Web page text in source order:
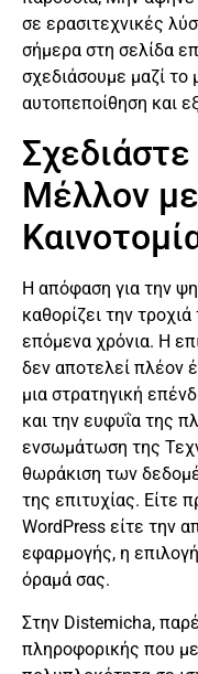
σε ερασιτεχνικές
σήμερα στη σελίδα
σχεδιάσουμε μαζί το
αυτοπεποίθηση και
Μέλλον με
Η απόφαση για την
καθορίζει την
επόμενα χρόνια. Η
δεν αποτελεί πλέον
μια στρατηγική
και την ευφυΐα της
ενσωμάτωση της
θωράκιση των
της επιτυχίας. Είτε
WordPress είτε την
εφαρμογής, η
όραμά σας.
Στην Distemicha,
πληροφορικής που